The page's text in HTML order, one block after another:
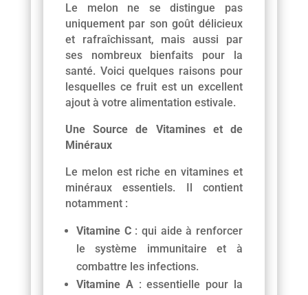
Le melon ne se distingue pas
uniquement par son goût délicieux
et rafraîchissant, mais aussi par
ses nombreux bienfaits pour la
santé. Voici quelques raisons pour
lesquelles ce fruit est un excellent
ajout à votre alimentation estivale.
Une Source de Vitamines et de
Minéraux
Le melon est riche en vitamines et
minéraux essentiels. Il contient
notamment :
Vitamine C: qui aide à renforcer
le système immunitaire et à
combattre les infections.
Vitamine A: essentielle pour la